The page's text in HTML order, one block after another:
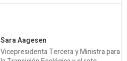
Sara Aagesen
Vicepresidenta Tercera y Ministra para